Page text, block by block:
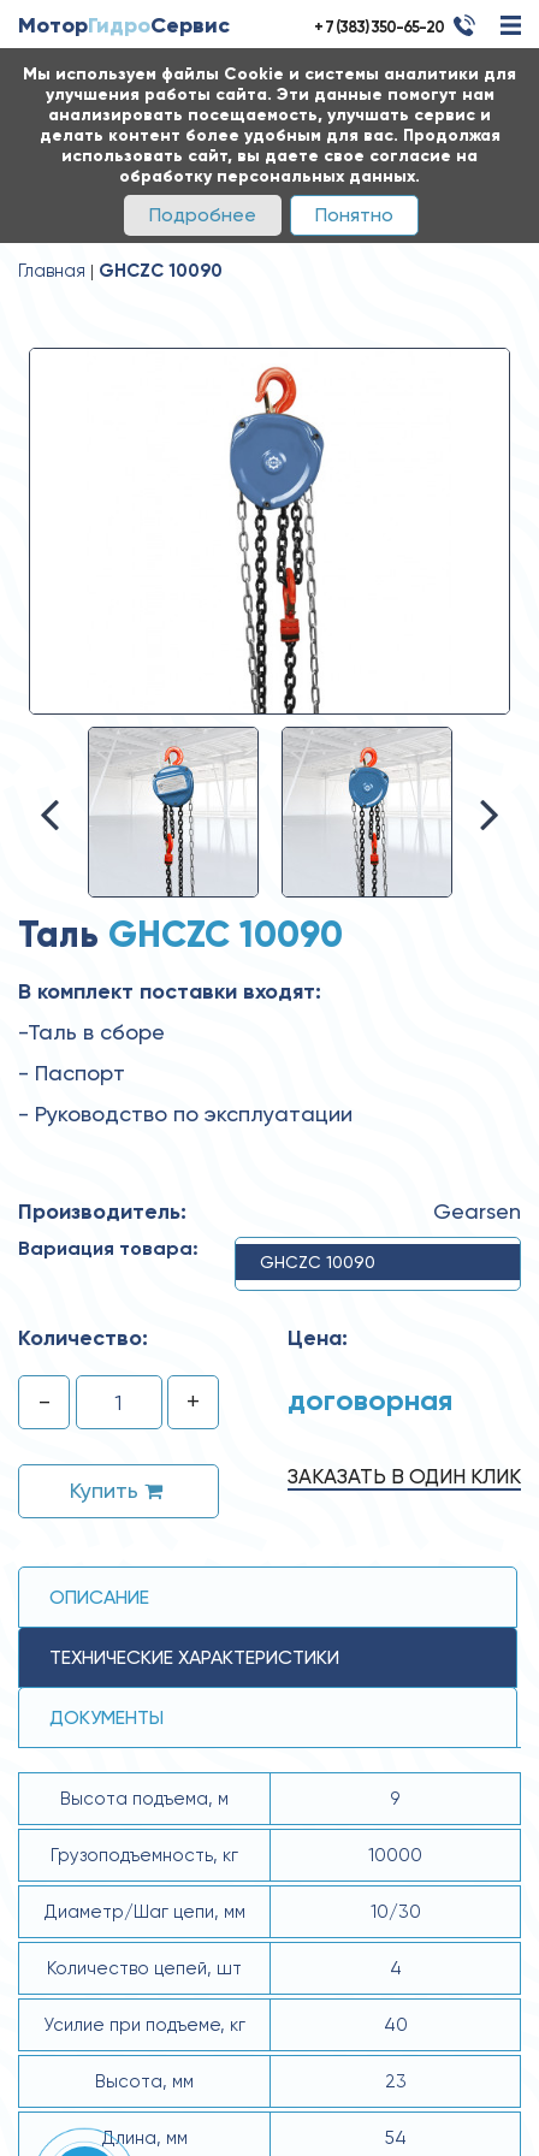
Мы используем файлы Cookie и системы аналитики для
улучшения работы сайта. Эти данные помогут нам
анализировать посещаемость, улучшать сервис и
делать контент более удобным для вас. Продолжая
использовать сайт, вы даете свое согласие на
обработку персональных данных.
Подробнее Понятно
МоторГидроСервис + 7 (383) 350-65-20
Главная GHCZC 10090
Таль GHCZC 10090
В комплект поставки входят:
-Таль в сборе
- Паспорт
- Руководство по эксплуатации
Производитель: Gearsen
Вариация товара:
GHCZC 10090
Количество:
- +
Купить
Цена:
договорная
ЗАКАЗАТЬ В ОДИН КЛИК
ОПИСАНИЕ
ТЕХНИЧЕСКИЕ ХАРАКТЕРИСТИКИ
ДОКУМЕНТЫ
Высота подъема, м 9
Грузоподъемность, кг 10000
Диаметр/Шаг цепи, мм 10/30
Количество цепей, шт 4
Усилие при подъеме, кг 40
Высота, мм 23
Длина, мм 54